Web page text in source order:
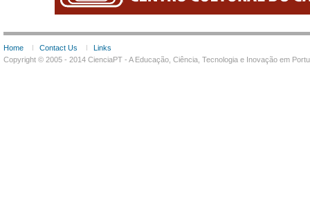
Home Contact Us
Links
Copyright © 2005 - 2014 CienciaPT - A Educação, Ciência, Tecnologia e Inovação em